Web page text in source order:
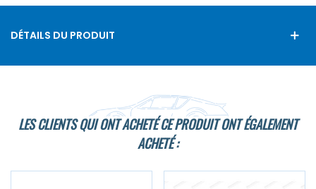
DÉTAILS DU PRODUIT
LES CLIENTS QUI ONT ACHETÉ CE PRODUIT ONT ÉGALEMENT
ACHETÉ :